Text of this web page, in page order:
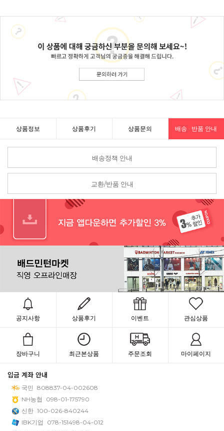
상품정보 상품후기 상품문의 배송 · 반품 안내
배송정책 안내
교환/반품 안내
공지사항 상품후기 이벤트 관심상품
장바구니 최근본상품 주문조회 마이페이지
입금 계좌 안내
국민 808837-04-002608
NH농협
098-01-175790
신한 100-026-840244
IBK기업
078-151498-04-012